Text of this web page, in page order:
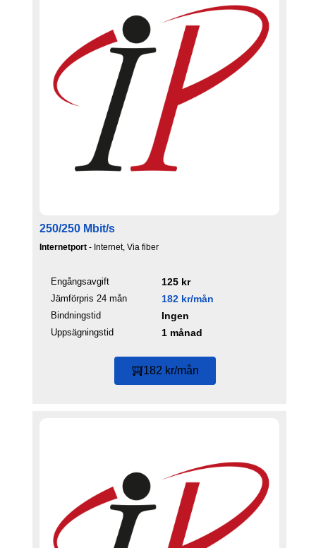
250/250 Mbit/s
Internetport - Internet, Via fiber
Engångsavgift 125 kr
Jämförpris 24 mån 182 kr/mån
Bindningstid Ingen
Uppsägningstid 1 månad
182 kr/mån